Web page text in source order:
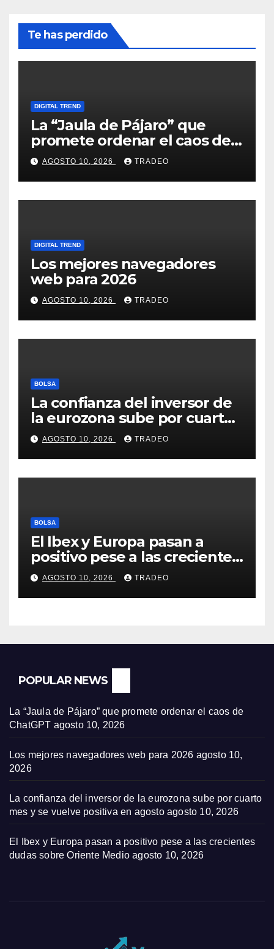
Te has perdido
DIGITAL TREND
La “Jaula de Pájaro” que
promete ordenar el caos de
ChatGPT
AGOSTO 10, 2026 TRADEO
DIGITAL TREND
Los mejores navegadores
web para 2026
AGOSTO 10, 2026 TRADEO
BOLSA
La confianza del inversor de
la eurozona sube por cuarto
mes y se vuelve positiva en
agosto
AGOSTO 10, 2026 TRADEO
BOLSA
El Ibex y Europa pasan a
positivo pese a las crecientes
dudas sobre Oriente Medio
AGOSTO 10, 2026 TRADEO
POPULAR NEWS
La “Jaula de Pájaro” que promete ordenar el caos de
ChatGPT agosto 10, 2026
Los mejores navegadores web para 2026 agosto 10,
2026
La confianza del inversor de la eurozona sube por cuarto
mes y se vuelve positiva en agosto agosto 10, 2026
El Ibex y Europa pasan a positivo pese a las crecientes
dudas sobre Oriente Medio agosto 10, 2026